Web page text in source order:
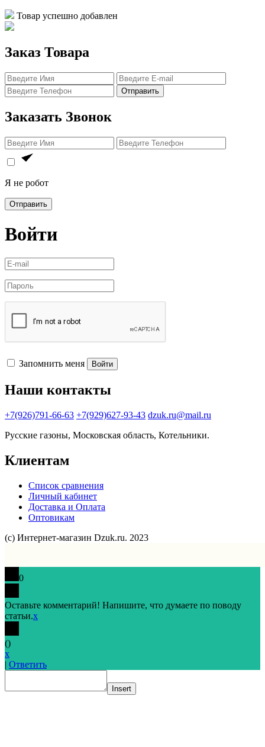
Товар успешно добавлен
Заказ Товара
Отправить
Заказать Звонок
Я не робот
Отправить
Войти
Запомнить меня Войти
Наши контакты
+7(926)791-66-63 +7(929)627-93-43 dzuk.ru@mail.ru
Русские газоны, Московская область, Котельники.
Клиентам
Список сравнения
Личный кабинет
Доставка и Оплата
Оптовикам
(с) Интернет-магазин Dzuk.ru. 2023
0
Оставьте комментарий! Напишите, что думаете по поводу
статьи.x
()
x
| Ответить
Insert